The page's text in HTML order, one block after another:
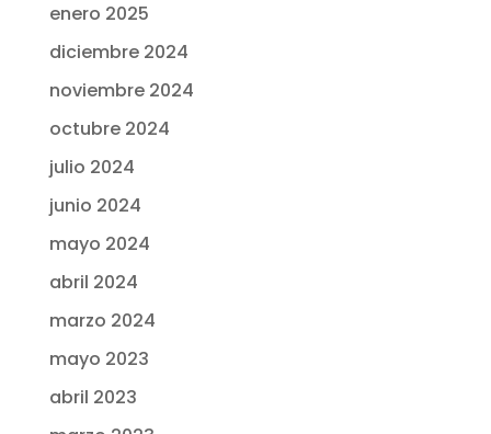
enero 2025
diciembre 2024
noviembre 2024
octubre 2024
julio 2024
junio 2024
mayo 2024
abril 2024
marzo 2024
mayo 2023
abril 2023